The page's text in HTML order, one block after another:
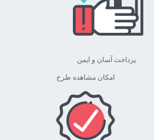
پرداخت آسان و ایمن
امکان مشاهده طرح